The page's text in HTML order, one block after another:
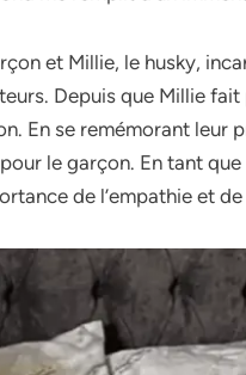
e­t Millie, le husky,
Depuis que­ Millie
En se re­mémorant leur
le garçon. En tant
de l’e­mpathie et